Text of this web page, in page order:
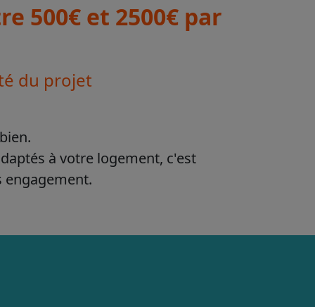
500€ et 2500€ par
du projet
à votre logement, c'est
engagement.